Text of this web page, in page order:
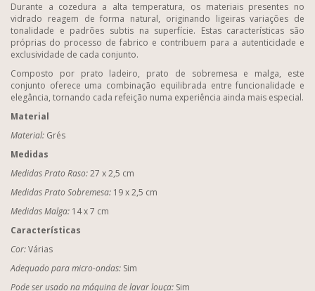
Durante a cozedura a alta temperatura, os materiais presentes no
vidrado reagem de forma natural, originando ligeiras variações de
tonalidade e padrões subtis na superfície. Estas características são
próprias do processo de fabrico e contribuem para a autenticidade e
exclusividade de cada conjunto.
Composto por prato ladeiro, prato de sobremesa e malga, este
conjunto oferece uma combinação equilibrada entre funcionalidade e
elegância, tornando cada refeição numa experiência ainda mais especial.
Material
Material: Grés
Medidas
Medidas Prato Raso:27 x 2,5 cm
Medidas Prato Sobremesa: 19 x 2,5 cm
Medidas Malga: 14 x 7 cm
Características
Cor:Várias
Adequado para micro-ondas: Sim
Pode ser usado na máquina de lavar louça: Sim